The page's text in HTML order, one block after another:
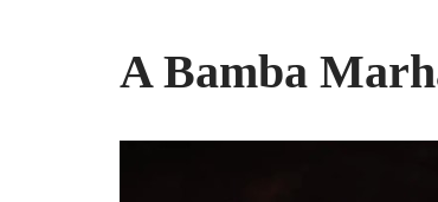
A Bamba